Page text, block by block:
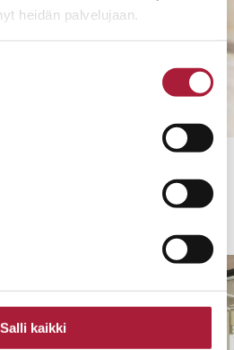
heidän palvelujaan.
Salli kaikki